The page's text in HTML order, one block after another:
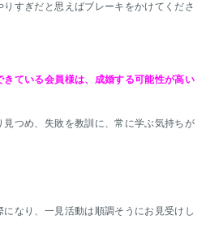
りすぎだと思えばブレーキをかけてくださ
きている会員様は、成婚する可能性が高い
つめ、失敗を教訓に、常に学ぶ気持ちが
なり、一見活動は順調そうにお見受けし